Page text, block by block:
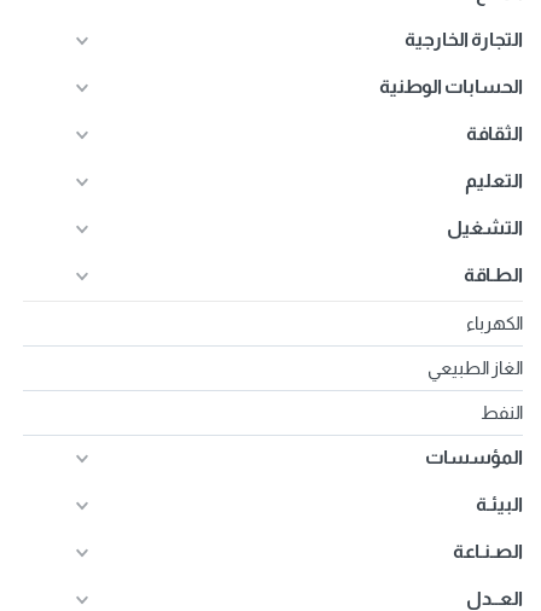
التجارة الخارجية
الحسابات الوطنية
الثقافة
التعليم
التشغيل
الطـاقة
الكهرباء
الغاز الطبيعي
النفط
المؤسسات
البيئـة
الصـنـاعة
العــدل